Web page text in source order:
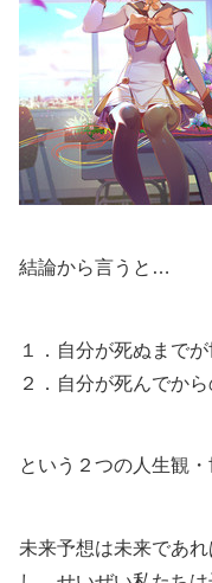
結論から言うと…
１．自分が死ぬまで
２．自分が死んでか
という２つの人生観
未来予想は未来であ